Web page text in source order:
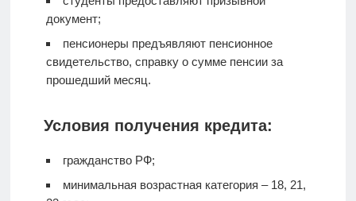
документ;
пенсионеры предъявляют пенсионное
свидетельство, справку о сумме пенсии за
прошедший месяц.
Условия получения кредита:
гражданство РФ;
минимальная возрастная категория – 18, 21,